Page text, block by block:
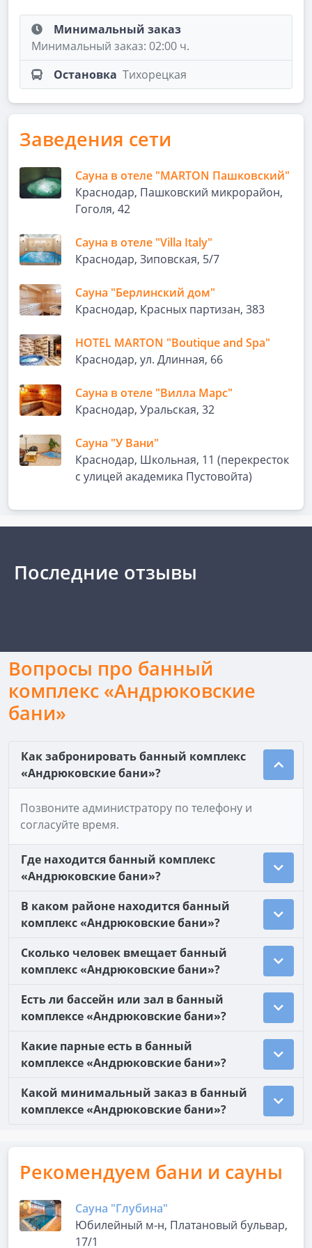
Минимальный заказ
Минимальный заказ: 02:00 ч.
Остановка Тихорецкая
Заведения сети
Сауна в отеле "MARTON Пашковский"
Краснодар, Пашковский микрорайон,
Гоголя, 42
Сауна в отеле "Villa Italy"
Краснодар, Зиповская, 5/7
Сауна "Берлинский дом"
Краснодар, Красных партизан, 383
HOTEL MARTON "Boutique and Spa"
Краснодар, ул. Длинная, 66
Сауна в отеле "Вилла Марс"
Краснодар, Уральская, 32
Сауна "У Вани"
Краснодар, Школьная, 11 (перекресток
с улицей академика Пустовойта)
Последние отзывы
Вопросы про банный
комплекс «Андрюковские
бани»
Как забронировать банный комплекс
«Андрюковские бани»?
Позвоните администратору по телефону и
согласуйте время.
Где находится банный комплекс
«Андрюковские бани»?
В каком районе находится банный
комплекс «Андрюковские бани»?
Сколько человек вмещает банный
комплекс «Андрюковские бани»?
Есть ли бассейн или зал в банный
комплексе «Андрюковские бани»?
Какие парные есть в банный
комплексе «Андрюковские бани»?
Какой минимальный заказ в банный
комплексе «Андрюковские бани»?
Рекомендуем бани и сауны
Сауна "Глубина"
​Юбилейный м-н, Платановый бульвар,
17/1